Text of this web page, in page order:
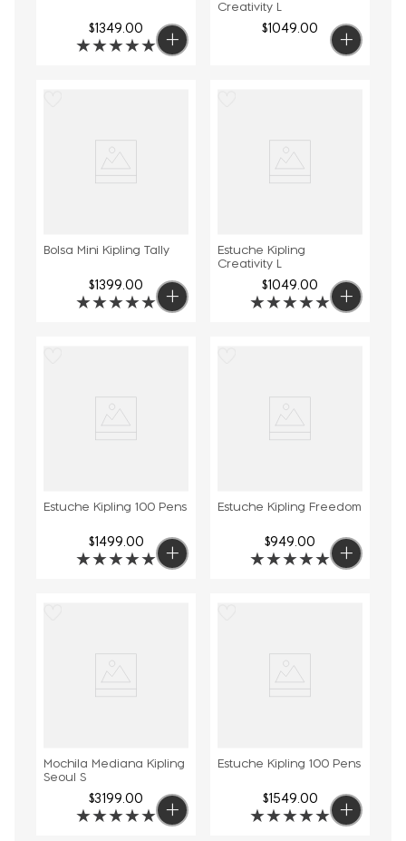
$1349.00
★★★★★
Creativity L
$1049.00
Bolsa Mini Kipling Tally
$1399.00
★★★★★
Estuche Kipling
Creativity L
$1049.00
★★★★★
Estuche Kipling 100 Pens
$1499.00
★★★★★
Estuche Kipling Freedom
$949.00
★★★★★
Mochila Mediana Kipling
Seoul S
$3199.00
★★★★★
Estuche Kipling 100 Pens
$1549.00
★★★★★